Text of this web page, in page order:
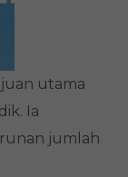
utama
Ia
jumlah